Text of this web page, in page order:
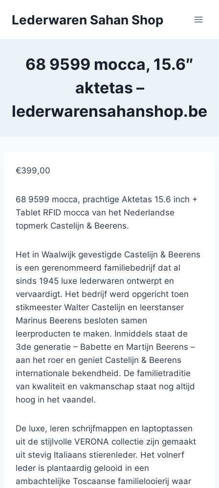
Lederwaren Sahan Shop
68 9599 mocca, 15.6″
aktetas –
lederwarensahanshop.be
€399,00
68 9599 mocca, prachtige Aktetas 15.6 inch +
Tablet RFID mocca van het Nederlandse
topmerk Castelijn & Beerens.
Het in Waalwijk gevestigde Castelijn & Beerens
is een gerenommeerd familiebedrijf dat al
sinds 1945 luxe lederwaren ontwerpt en
vervaardigt. Het bedrijf werd opgericht toen
stikmeester Walter Castelijn en leerstanser
Marinus Beerens besloten samen
leerproducten te maken. Inmiddels staat de
3de generatie – Babette en Martijn Beerens –
aan het roer en geniet Castelijn & Beerens
internationale bekendheid. De familietraditie
van kwaliteit en vakmanschap staat nog altijd
hoog in het vaandel.
De luxe, leren schrijfmappen en laptoptassen
uit de stijlvolle VERONA collectie zijn gemaakt
uit stevig Italiaans stierenleder. Het volnerf
leder is plantaardig gelooid in een
ambachtelijke Toscaanse familielooierij waar